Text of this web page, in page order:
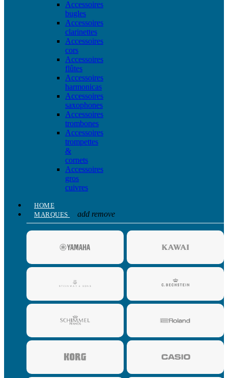
Accessoires
bugles
Accessoires
clarinettes
Accessoires
cors
Accessoires
flûtes
Accessoires
harmonicas
Accessoires
saxophones
Accessoires
trombones
Accessoires
trompettes
&
cornets
Accessoires
gros
cuivres
HOME
MARQUES
add remove